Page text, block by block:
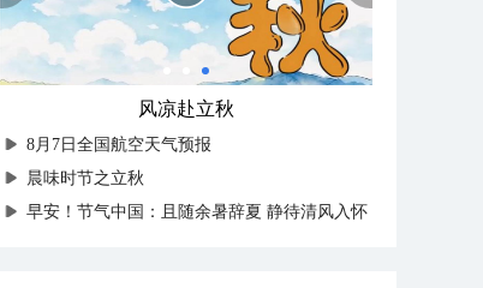
风凉赴立秋
8月7日全国航空天气预报
晨味时节之立秋
早安！节气中国：且随余暑辞夏 静待清风入怀